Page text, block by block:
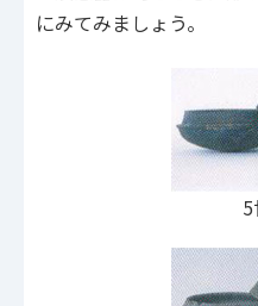
にみてみましょう。